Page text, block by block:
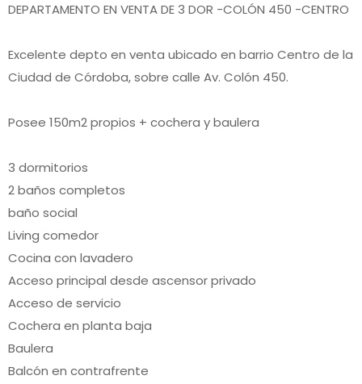
DEPARTAMENTO EN VENTA DE 3 DOR -COLÓN 450 -CENTRO
Excelente depto en venta ubicado en barrio Centro de la
Ciudad de Córdoba, sobre calle Av. Colón 450.
Posee 150m2 propios + cochera y baulera
3 dormitorios
2 baños completos
baño social
Living comedor
Cocina con lavadero
Acceso principal desde ascensor privado
Acceso de servicio
Cochera en planta baja
Baulera
Balcón en contrafrente